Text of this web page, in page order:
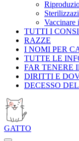
Vaccinare
TUTTI I
RAZZE
I NOMI PER
TUTTE LE
FAR TENERE
DIRITTI E
DECESSO
GATTO